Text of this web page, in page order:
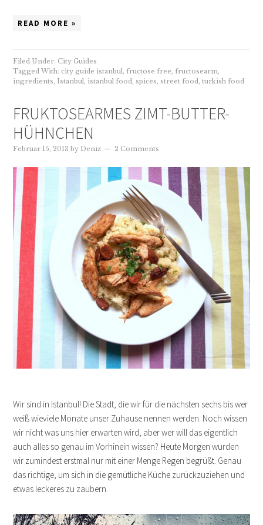
READ MORE »
Filed Under: City Guides
Tagged With: city guide istanbul,fructose free,fructosearm,
ingredients, Istanbul, istanbul food, spices, street food,turkish food
FRUKTOSEARMES ZIMT-BUTTER-
HÜHNCHEN
Februar 15, 2013 byDeniz 2 Comments
Wir sind in Istanbul! Die Stadt, die wir für die nächsten sechs bis wer
weiß wieviele Monate unser Zuhause nennen werden. Noch wissen
wir nicht was uns hier erwarten wird, aber wer will das eigentlich
auch alles so genau im Vorhinein wissen? Heute Morgen wurden
wir zumindest erstmal nur mit einer Menge Regen begrüßt. Genau
das richtige, um sich in die gemütliche Küche zurückzuziehen und
etwas leckeres zu zaubern.